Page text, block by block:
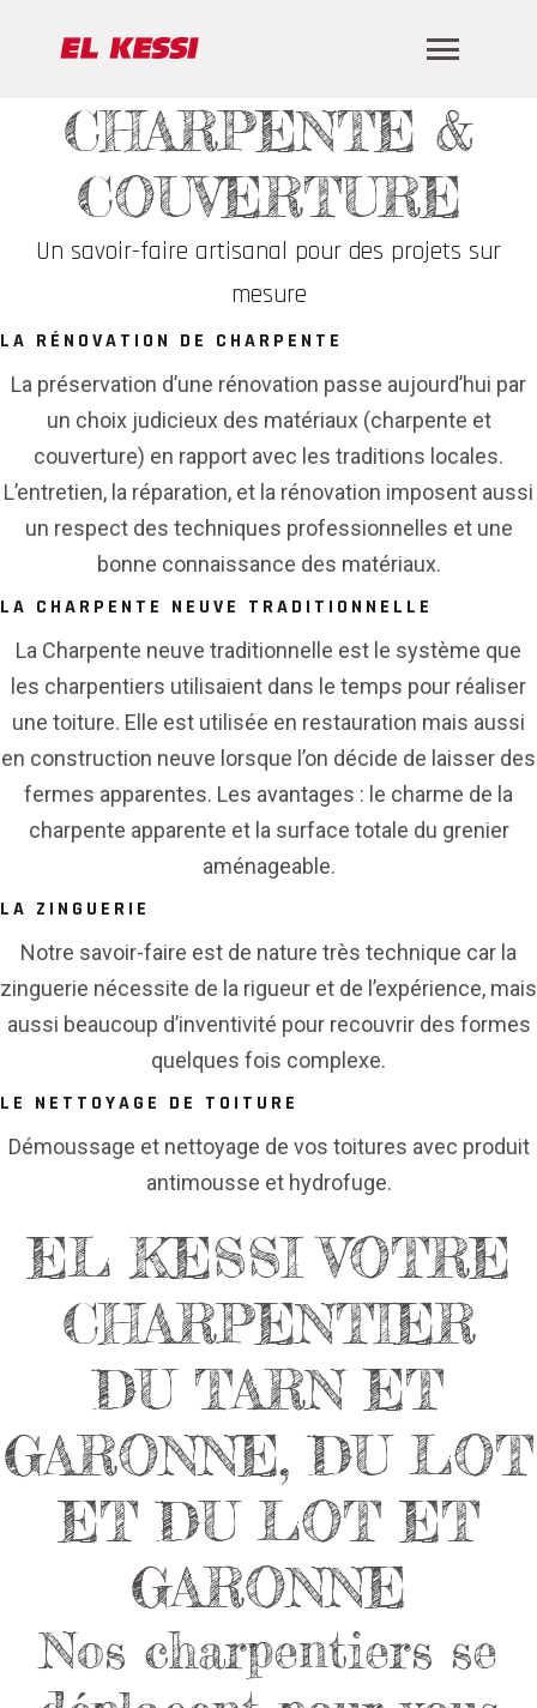
CHARPENTE &
COUVERTURE
Un savoir-faire artisanal pour des projets sur
mesure
LA RÉNOVATION DE CHARPENTE
La préservation d’une rénovation passe aujourd’hui par
un choix judicieux des matériaux (charpente et
couverture) en rapport avec les traditions locales.
L’entretien, la réparation, et la rénovation imposent aussi
un respect des techniques professionnelles et une
bonne connaissance des matériaux.
LA CHARPENTE NEUVE TRADITIONNELLE
La Charpente neuve traditionnelle est le système que
les charpentiers utilisaient dans le temps pour réaliser
une toiture. Elle est utilisée en restauration mais aussi
en construction neuve lorsque l’on décide de laisser des
fermes apparentes. Les avantages : le charme de la
charpente apparente et la surface totale du grenier
aménageable.
LA ZINGUERIE
Notre savoir-faire est de nature très technique car la
zinguerie nécessite de la rigueur et de l’expérience, mais
aussi beaucoup d’inventivité pour recouvrir des formes
quelques fois complexe.
LE NETTOYAGE DE TOITURE
Démoussage et nettoyage de vos toitures avec produit
antimousse et hydrofuge.
EL KESSI VOTRE
CHARPENTIER
DU TARN ET
GARONNE, DU LOT
ET DU LOT ET
GARONNE
Nos charpentiers se